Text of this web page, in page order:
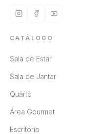
CATÁLOGO
Sala de Estar
Sala de Jantar
Quarto
Área Gourmet
Escritório